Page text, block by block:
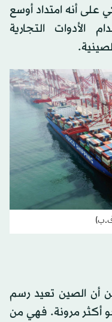
على أنه امتداد أوسع
الأدوات التجارية
أن الصين تعيد رسم
أكثر مرونة. فهي من